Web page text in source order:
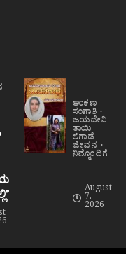
ಅಂಕಣ
ಸಂಗಾತಿ
ಜಯದೇವಿ
ತಾಯಿ
ಲಿಗಾಡೆ
ಜೀವನ
ನಿಮ್ಮೊಂದಿಗೆ
August
7,
2026